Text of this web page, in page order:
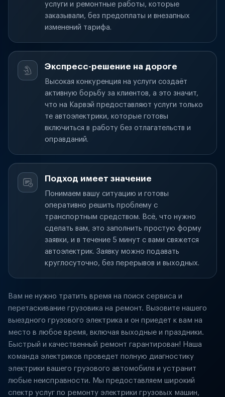
услуги и ремонтные работы, которые
заказывали, без предоплаты и внезапных
изменений тарифа.
Экспресс-решение на дороге
Высокая конкуренция на услуги создаёт
активную борьбу за клиентов, а это значит,
что на Карвэй предоставляют услуги только
те автоэлектрики, которые готовы
включиться в работу без отлагательств и
оправданий.
Подход имеет значение
Понимаем вашу ситуацию и готовы
оперативно решить проблему с
транспортным средством. Всё, что нужно
сделать вам, это заполнить простую форму
заявки, и в течение 5 минут с вами свяжется
автоэлектрик. Заявку можно подавать
круглосуточно, без перерывов и выходных.
Вам не нужно тратить время на поиск сервиса и
перетаскивание грузовика на ремонт. Вызовите нашего
выездного грузового электрика и он приедет к вам на
место в любое время, включая выходные и праздники.
Быстрый и качественный ремонт гарантирован! Наша
команда электриков проведет полную диагностику
электрики вашего грузового автомобиля и устранит
любые неисправности. Мы предоставляем широкий
спектр услуг по ремонту электрики грузовых машин,